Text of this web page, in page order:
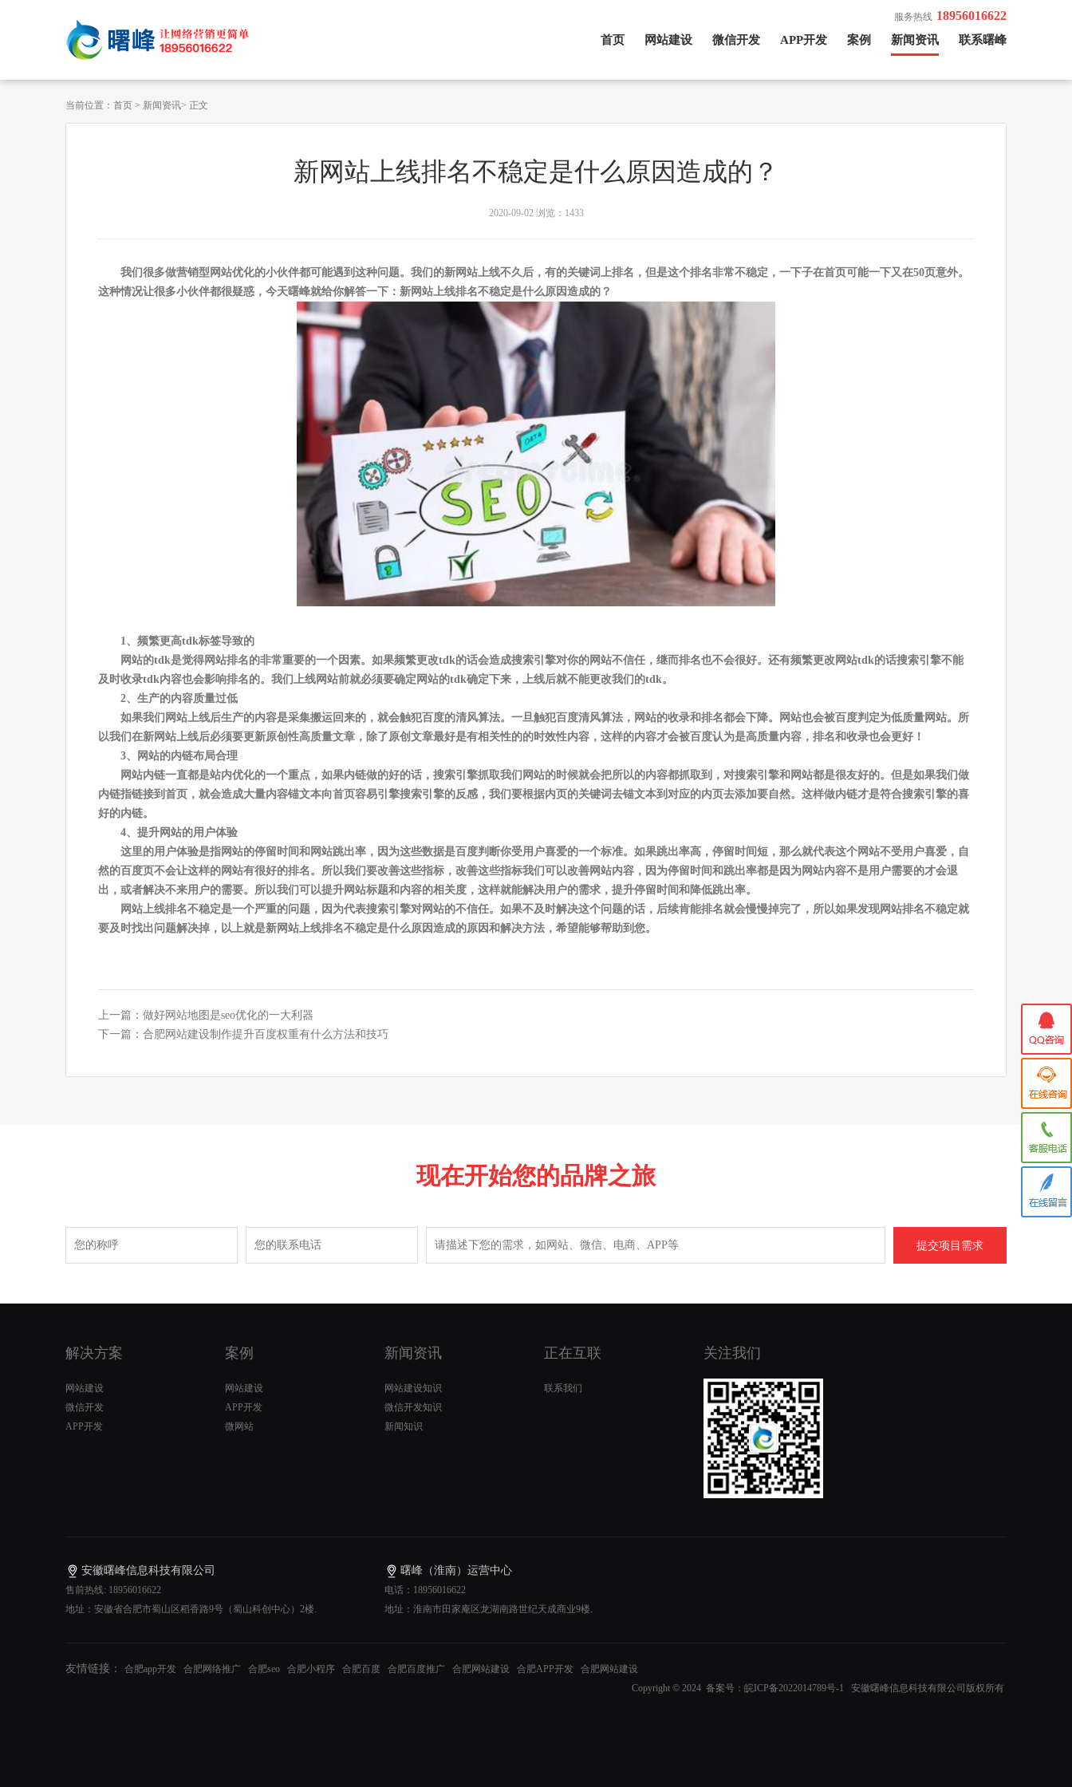
首页 网站建设 微信开发 APP开发 案例 新闻资讯 联系曙峰
服务热线 18956016622
当前位置： 首页 > 新闻资讯> 正文
新网站上线排名不稳定是什么原因造成的？
2020-09-02 浏览：1433
我们很多做营销型网站优化的小伙伴都可能遇到这种问题。我们的新网站上线不久后，有的关键词上排名，但是这个排名非常不稳定，一下子在首页可能一下又在50页意外。
这种情况让很多小伙伴都很疑惑，今天曙峰就给你解答一下：新网站上线排名不稳定是什么原因造成的？
1、频繁更高tdk标签导致的
网站的tdk是觉得网站排名的非常重要的一个因素。如果频繁更改tdk的话会造成搜索引擎对你的网站不信任，继而排名也不会很好。还有频繁更改网站tdk的话搜索引擎不能
及时收录tdk内容也会影响排名的。我们上线网站前就必须要确定网站的tdk确定下来，上线后就不能更改我们的tdk。
2、生产的内容质量过低
如果我们网站上线后生产的内容是采集搬运回来的，就会触犯百度的清风算法。一旦触犯百度清风算法，网站的收录和排名都会下降。网站也会被百度判定为低质量网站。所
以我们在新网站上线后必须要更新原创性高质量文章，除了原创文章最好是有相关性的的时效性内容，这样的内容才会被百度认为是高质量内容，排名和收录也会更好！
3、网站的内链布局合理
网站内链一直都是站内优化的一个重点，如果内链做的好的话，搜索引擎抓取我们网站的时候就会把所以的内容都抓取到，对搜索引擎和网站都是很友好的。但是如果我们做
内链指链接到首页，就会造成大量内容锚文本向首页容易引擎搜索引擎的反感，我们要根据内页的关键词去锚文本到对应的内页去添加要自然。这样做内链才是符合搜索引擎的喜
好的内链。
4、提升网站的用户体验
这里的用户体验是指网站的停留时间和网站跳出率，因为这些数据是百度判断你受用户喜爱的一个标准。如果跳出率高，停留时间短，那么就代表这个网站不受用户喜爱，自
然的百度页不会让这样的网站有很好的排名。所以我们要改善这些指标，改善这些指标我们可以改善网站内容，因为停留时间和跳出率都是因为网站内容不是用户需要的才会退
出，或者解决不来用户的需要。所以我们可以提升网站标题和内容的相关度，这样就能解决用户的需求，提升停留时间和降低跳出率。
网站上线排名不稳定是一个严重的问题，因为代表搜索引擎对网站的不信任。如果不及时解决这个问题的话，后续肯能排名就会慢慢掉完了，所以如果发现网站排名不稳定就
要及时找出问题解决掉，以上就是新网站上线排名不稳定是什么原因造成的原因和解决方法，希望能够帮助到您。
上一篇： 做好网站地图是seo优化的一大利器
下一篇： 合肥网站建设制作提升百度权重有什么方法和技巧
现在开始您的品牌之旅
提交项目需求
解决方案
网站建设
微信开发
APP开发
案例
网站建设
APP开发
微网站
新闻资讯
网站建设知识
微信开发知识
新闻知识
正在互联
联系我们
关注我们
安徽曙峰信息科技有限公司
售前热线: 18956016622
地址：安徽省合肥市蜀山区稻香路9号（蜀山科创中心）2楼.
曙峰（淮南）运营中心
电话：18956016622
地址：淮南市田家庵区龙湖南路世纪天成商业9楼.
友情链接： 合肥app开发 合肥网络推广 合肥seo 合肥小程序 合肥百度 合肥百度推广 合肥网站建设 合肥APP开发
合肥网站建设
Copyright © 2024 备案号：皖ICP备2022014789号-1 安徽曙峰信息科技有限公司版权所有